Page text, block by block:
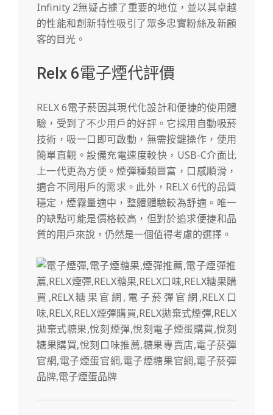
Infinity 2無疑占據了重要的地位，並以其卓越
的性能和創新特性吸引了眾多忠實粉絲及新顧
客的目光。
Relx 6電子煙代評價
RELX 6電子菸因其現代化設計和便捷的使用體
驗，受到了不少用戶的好評。它採用自動吸菸
技術，吸一口即可啟動，無需按鍵操作，使用
簡單直觀。設備充電速度較快，USB-C介面比
上一代更為方便。煙彈種類豐富，口感順滑，
適合不同用戶的需求。此外，RELX 6代的品質
穩定，煙霧量適中，整體體驗較為舒適。唯一
的缺點可能是價格較高，但對於追求便捷和品
質的用戶來說，仍然是一個值得考慮的選擇。